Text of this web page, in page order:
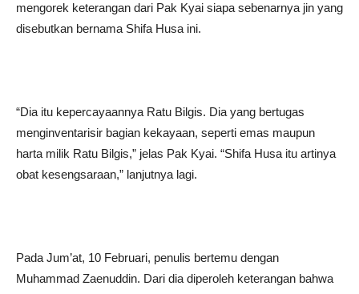
mengorek keterangan dari Pak Kyai siapa sebenarnya jin yang
disebutkan bernama Shifa Husa ini.
“Dia itu kepercayaannya Ratu Bilgis. Dia yang bertugas
menginventarisir bagian kekayaan, seperti emas maupun
harta milik Ratu Bilgis,” jelas Pak Kyai. “Shifa Husa itu artinya
obat kesengsaraan,” lanjutnya lagi.
Pada Jum’at, 10 Februari, penulis bertemu dengan
Muhammad Zaenuddin. Dari dia diperoleh keterangan bahwa